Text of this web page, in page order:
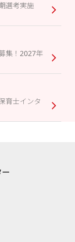
選考実施
集！2027年
育士インタ